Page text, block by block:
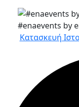
#enaevents by
Κατασκευή